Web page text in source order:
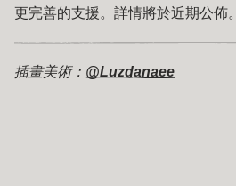
更完善的支援。詳情將於近期公佈。
插畫美術： @Luzdanaee